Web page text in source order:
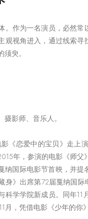
。作为一名演员，必然
观视角进入，通过线索
臾。
影师、音乐人。
《恋爱中的宝贝》走上
年，参演的电影《师
纳国际电影节首映，并
身》出席第72届戛纳国
科学学院新成员。同年
月，凭借电影《少年的你